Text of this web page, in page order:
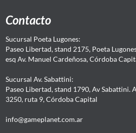
Contacto
Sucursal Poeta Lugones:
Paseo Libertad, stand 2175, Poeta
esq Av. Manuel Cardeñosa, Córdoba
Sucursal Av. Sabattini:
Paseo Libertad, stand 1790, Av Sabattini.
3250, ruta 9, Córdoba Capital
info@gameplanet.com.ar